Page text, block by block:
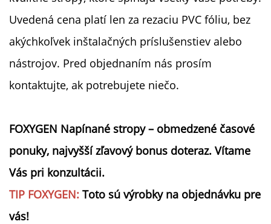
Uvedená cena platí len za rezaciu PVC fóliu, bez
akýchkoľvek inštalačných príslušenstiev alebo
nástrojov. Pred objednaním nás prosím
kontaktujte, ak potrebujete niečo.
FOXYGEN Napínané stropy – obmedzené časové
ponuky, najvyšší zľavový bonus doteraz. Vítame
Vás pri konzultácii.
TIP FOXYGEN: Toto sú výrobky na objednávku pre
vás!